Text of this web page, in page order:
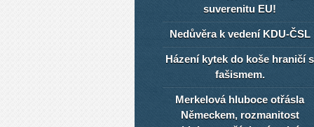
suverenitu EU!
Nedůvěra k vedení KDU-ČSL
Házení kytek do koše hraničí s
fašismem.
Merkelová hluboce otřásla
Německem, rozmanitost